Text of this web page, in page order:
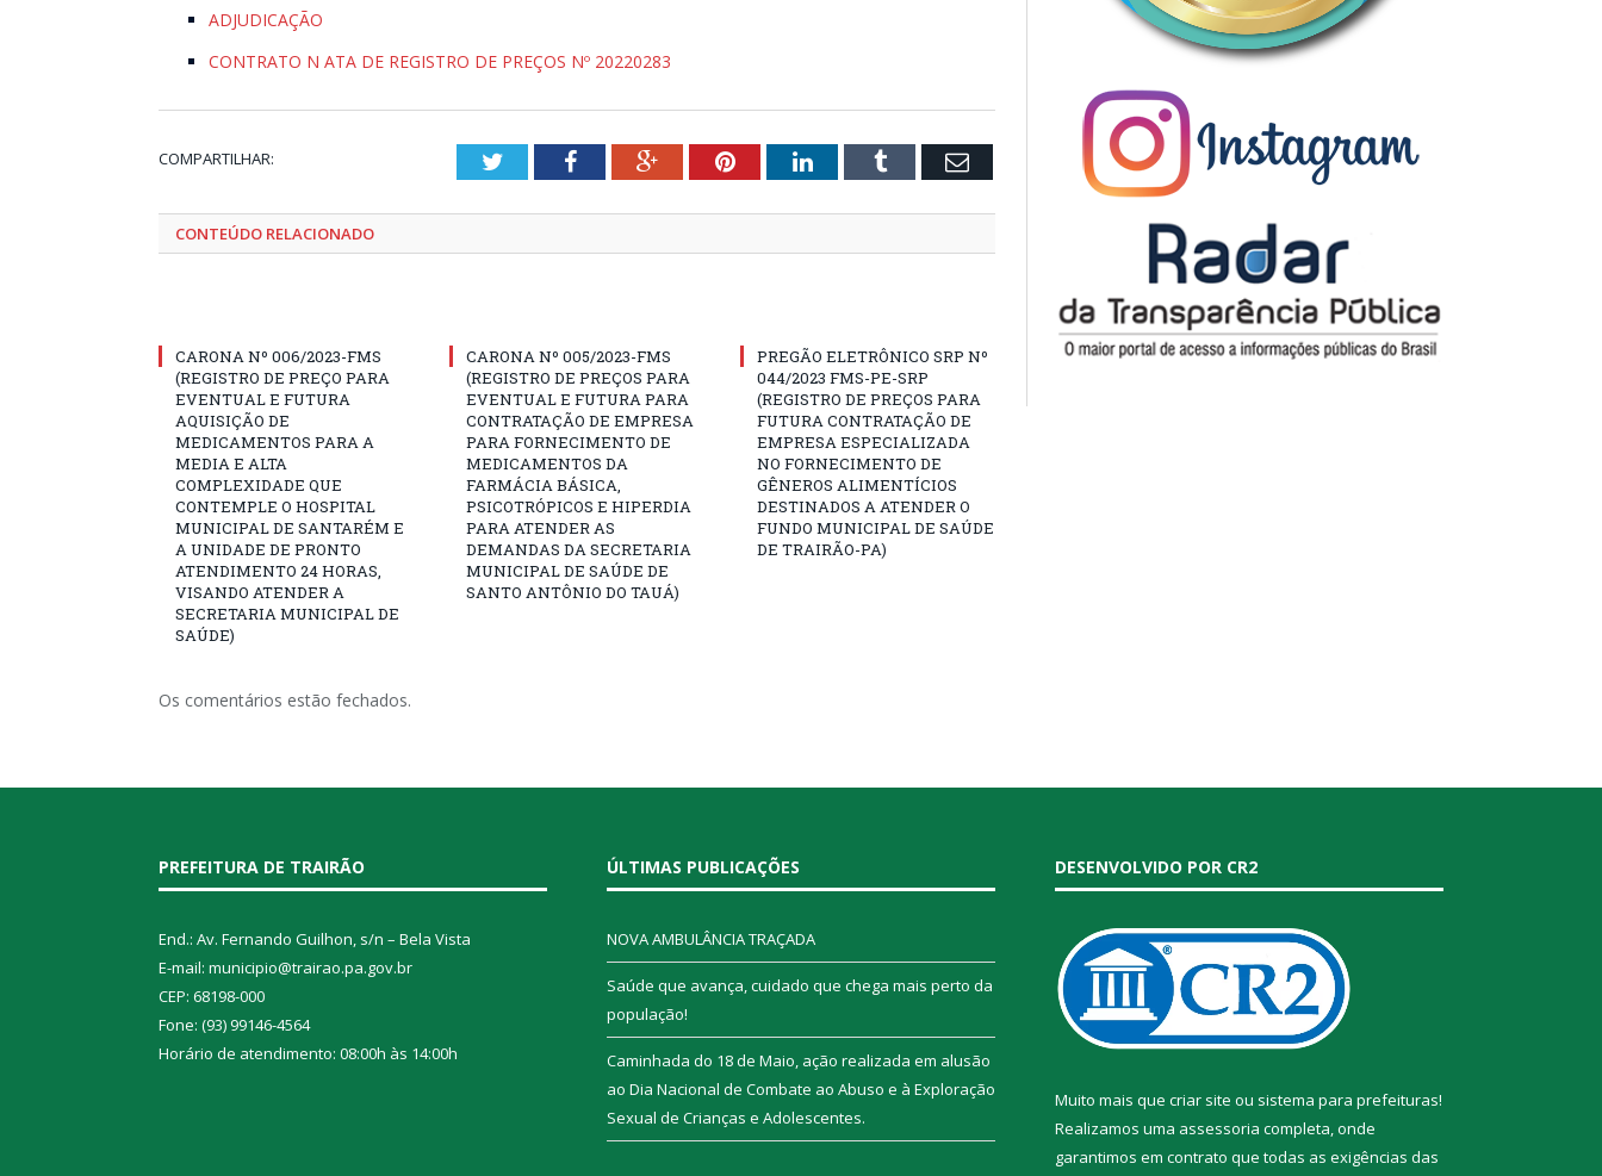
ADJUDICAÇÃO
CONTRATO N ATA DE REGISTRO DE PREÇOS Nº 20220283
COMPARTILHAR: TwitterFacebookGoogle+PinterestLinkedInTumblr Email
CONTEÚDO RELACIONADO
CARONA Nº 006/2023-FMS
(REGISTRO DE PREÇO PARA
EVENTUAL E FUTURA
AQUISIÇÃO DE
MEDICAMENTOS PARA A
MEDIA E ALTA
COMPLEXIDADE QUE
CONTEMPLE O HOSPITAL
MUNICIPAL DE SANTARÉM E
A UNIDADE DE PRONTO
ATENDIMENTO 24 HORAS,
VISANDO ATENDER A
SECRETARIA MUNICIPAL DE
SAÚDE)
CARONA Nº 005/2023-FMS
(REGISTRO DE PREÇOS PARA
EVENTUAL E FUTURA PARA
CONTRATAÇÃO DE EMPRESA
PARA FORNECIMENTO DE
MEDICAMENTOS DA
FARMÁCIA BÁSICA,
PSICOTRÓPICOS E HIPERDIA
PARA ATENDER AS
DEMANDAS DA SECRETARIA
MUNICIPAL DE SAÚDE DE
SANTO ANTÔNIO DO TAUÁ)
PREGÃO ELETRÔNICO SRP Nº
044/2023 FMS-PE-SRP
(REGISTRO DE PREÇOS PARA
FUTURA CONTRATAÇÃO DE
EMPRESA ESPECIALIZADA
NO FORNECIMENTO DE
GÊNEROS ALIMENTÍCIOS
DESTINADOS A ATENDER O
FUNDO MUNICIPAL DE SAÚDE
DE TRAIRÃO-PA)
Os comentários estão fechados.
PREFEITURA DE TRAIRÃO
End.: Av. Fernando Guilhon, s/n – Bela Vista
E-mail: municipio@trairao.pa.gov.br
CEP: 68198-000
Fone: (93) 99146-4564
Horário de atendimento: 08:00h às 14:00h
ÚLTIMAS PUBLICAÇÕES
NOVA AMBULÂNCIA TRAÇADA
Saúde que avança, cuidado que chega mais perto da
população!
Caminhada do 18 de Maio, ação realizada em alusão
ao Dia Nacional de Combate ao Abuso e à Exploração
Sexual de Crianças e Adolescentes.
DESENVOLVIDO POR CR2
Muito mais que criar site ou sistema para prefeituras!
Realizamos uma assessoria completa, onde
garantimos em contrato que todas as exigências das